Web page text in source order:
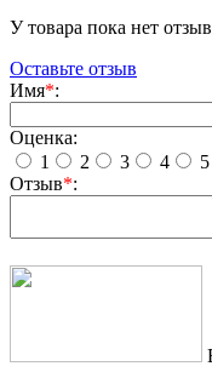
У товара пока нет
Оставьте отзыв
Имя*:
Оценка:
1
2 3 4
5
Отзыв*: